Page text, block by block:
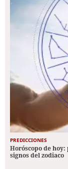
PREDICCIONES
Horóscopo de
signos del zodiaco